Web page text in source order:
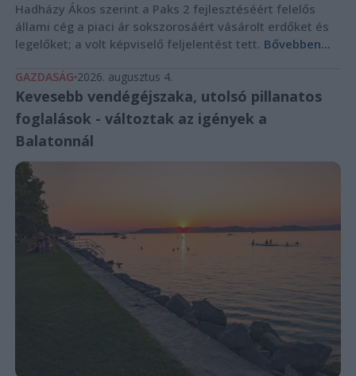
Hadházy Ákos szerint a Paks 2 fejlesztéséért felelős
állami cég a piaci ár sokszorosáért vásárolt erdőket és
legelőket; a volt képviselő feljelentést tett. Bővebben...
GAZDASÁG 2026. augusztus 4.
Kevesebb vendégéjszaka, utolsó pillanatos
foglalások - változtak az igények a
Balatonnál